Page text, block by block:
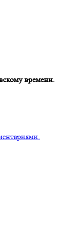
времени.